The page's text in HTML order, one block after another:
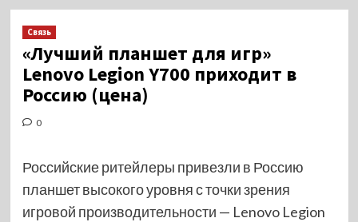
Связь
«Лучший планшет для игр»
Lenovo Legion Y700 приходит в
Россию (цена)
0
Российские ритейлеры привезли в Россию
планшет высокого уровня с точки зрения
игровой производительности — Lenovo Legion